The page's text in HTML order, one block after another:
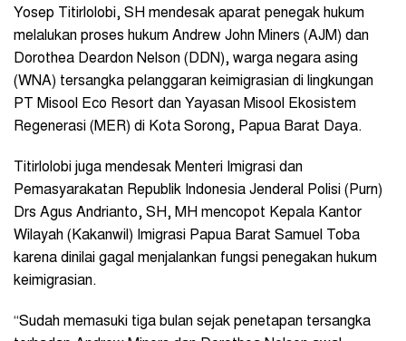
Yosep Titirlolobi, SH mendesak aparat penegak hukum
melalukan proses hukum Andrew John Miners (AJM) dan
Dorothea Deardon Nelson (DDN), warga negara asing
(WNA) tersangka pelanggaran keimigrasian di lingkungan
PT Misool Eco Resort dan Yayasan Misool Ekosistem
Regenerasi (MER) di Kota Sorong, Papua Barat Daya.
Titirlolobi juga mendesak Menteri Imigrasi dan
Pemasyarakatan Republik Indonesia Jenderal Polisi (Purn)
Drs Agus Andrianto, SH, MH mencopot Kepala Kantor
Wilayah (Kakanwil) Imigrasi Papua Barat Samuel Toba
karena dinilai gagal menjalankan fungsi penegakan hukum
keimigrasian.
“Sudah memasuki tiga bulan sejak penetapan tersangka